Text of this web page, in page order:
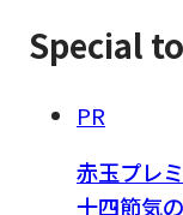
Special
PR
赤玉プレ
十四節気